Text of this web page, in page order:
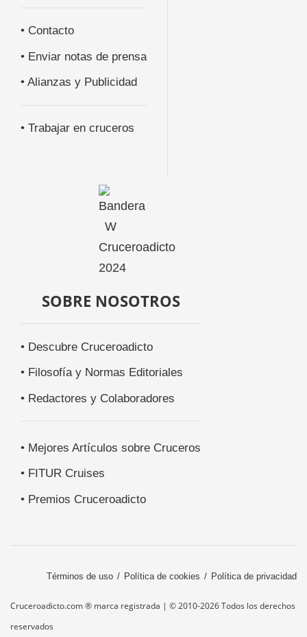
• Contacto
• Enviar notas de prensa
• Alianzas y Publicidad
• Trabajar en cruceros
SOBRE NOSOTROS
• Descubre Cruceroadicto
• Filosofía y Normas Editoriales
• Redactores y Colaboradores
• Mejores Artículos sobre Cruceros
• FITUR Cruises
• Premios Cruceroadicto
Términos de uso Política de cookies Política de privacidad
Cruceroadicto.com ® marca registrada | © 2010-2026 Todos los derechos
reservados